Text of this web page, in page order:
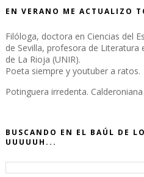
EN VERANO ME ACTUALIZO
Filóloga, doctora en Ciencias del
de Sevilla, profesora de Literatura
de La Rioja (UNIR).
Poeta siempre y youtuber a ratos.
Potinguera irredenta.
BUSCANDO EN EL BAÚL DE
UUUUUH...